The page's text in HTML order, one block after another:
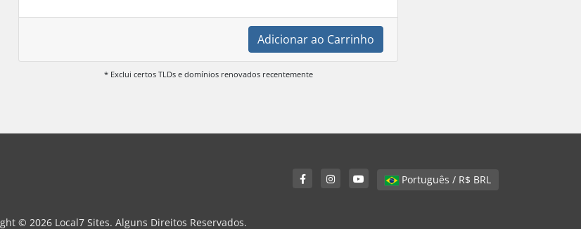
Adicionar ao Carrinho
* Exclui certos TLDs e domínios renovados recentemente
Português / R$ BRL
© 2026 Local7 Sites. Alguns Direitos Reservados.